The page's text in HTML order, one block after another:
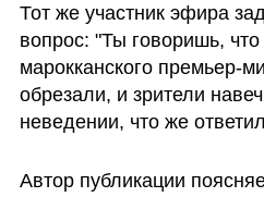
Тот же участник эфира
вопрос: "Ты говоришь,
марокканского премьер-
обрезали, и зрители
неведении, что же
Автор публикации